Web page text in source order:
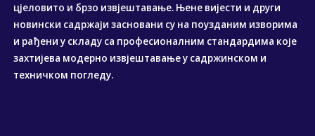
цјеловито и брзо извјештавање. Њене вијести и други
новински садржаји засновани су на поузданим изворима
и рађени у складу са професионалним стандардима које
захтијева модерно извјештавање у садржинском и
техничком погледу.